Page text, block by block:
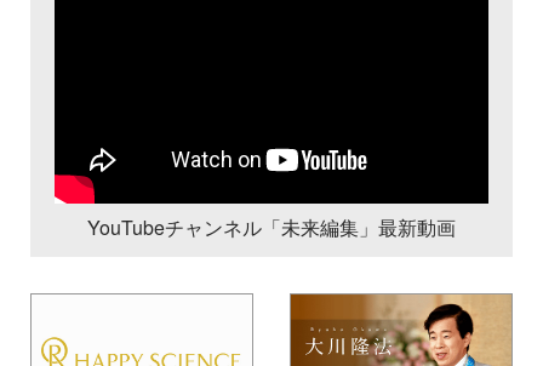
YouTubeチャンネル「未来編集」最新動画